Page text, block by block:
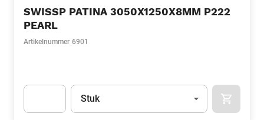
SWISSP PATINA 3050X1250X8MM P222
PEARL
Artikelnummer 6901
Eenheid
Stuk